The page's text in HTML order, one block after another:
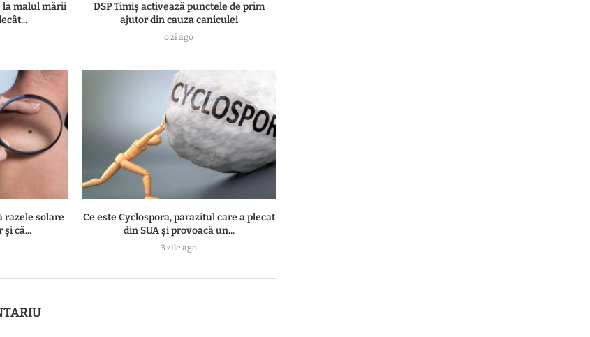
la malul mării
DSP Timiș activează punctele de prim
ajutor din cauza caniculei
o zi ago
razele solare
și că...
Ce este Cyclospora, parazitul care a plecat
din SUA și provoacă un...
3 zile ago